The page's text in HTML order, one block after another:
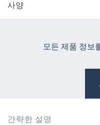
사양
모든 제품 정보
간략한 설명